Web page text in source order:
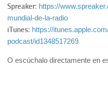
Sobre Mi
Contacto
Spreaker: https://
mundial-de-la-radio
iTunes: https://
podcast/id1348517269
O escúchalo directamente en